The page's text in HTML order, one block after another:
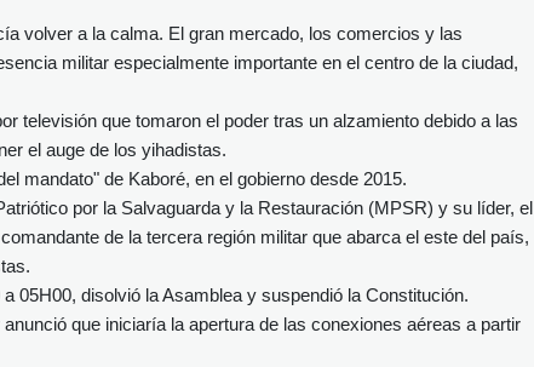
volver a la calma. El gran mercado, los comercios y las
militar especialmente importante en el centro de la ciudad,
televisión que tomaron el poder tras un alzamiento debido a las
el auge de los yihadistas.
mandato" de Kaboré, en el gobierno desde 2015.
por la Salvaguarda y la Restauración (MPSR) y su líder, el
de la tercera región militar que abarca el este del país,
05H00, disolvió la Asamblea y suspendió la Constitución.
que iniciaría la apertura de las conexiones aéreas a partir